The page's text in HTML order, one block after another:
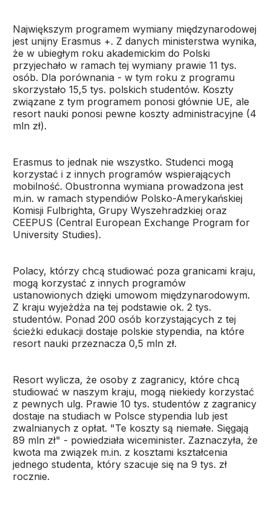
Największym programem wymiany międzynarodowej
jest unijny Erasmus +. Z danych ministerstwa wynika,
że w ubiegłym roku akademickim do Polski
przyjechało w ramach tej wymiany prawie 11 tys.
osób. Dla porównania - w tym roku z programu
skorzystało 15,5 tys. polskich studentów. Koszty
związane z tym programem ponosi głównie UE, ale
resort nauki ponosi pewne koszty administracyjne (4
mln zł).
Erasmus to jednak nie wszystko. Studenci mogą
korzystać i z innych programów wspierających
mobilność. Obustronna wymiana prowadzona jest
m.in. w ramach stypendiów Polsko-Amerykańskiej
Komisji Fulbrighta, Grupy Wyszehradzkiej oraz
CEEPUS (Central European Exchange Program for
University Studies).
Polacy, którzy chcą studiować poza granicami kraju,
mogą korzystać z innych programów
ustanowionych dzięki umowom międzynarodowym.
Z kraju wyjeżdża na tej podstawie ok. 2 tys.
studentów. Ponad 200 osób korzystających z tej
ścieżki edukacji dostaje polskie stypendia, na które
resort nauki przeznacza 0,5 mln zł.
Resort wylicza, że osoby z zagranicy, które chcą
studiować w naszym kraju, mogą niekiedy korzystać
z pewnych ulg. Prawie 10 tys. studentów z zagranicy
dostaje na studiach w Polsce stypendia lub jest
zwalnianych z opłat. "Te koszty są niemałe. Sięgają
89 mln zł" - powiedziała wiceminister. Zaznaczyła, że
kwota ma związek m.in. z kosztami kształcenia
jednego studenta, który szacuje się na 9 tys. zł
rocznie.